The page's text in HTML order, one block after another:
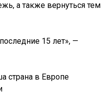
а также вернуться тем
15 лет», —
страна в Европе